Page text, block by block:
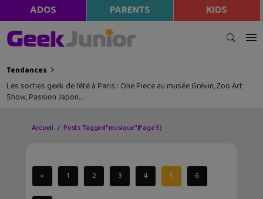
ADOS PARENTS KIDS
Tendances
Les sorties geek de l’été à Paris : One Piece au musée Grévin, Zoo Art
Show, Passion Japon…
Accueil Posts Tagged "musique"(Page 5)
« 1 2 3 4 5 6